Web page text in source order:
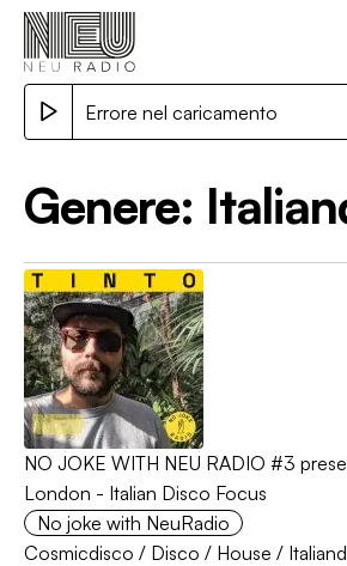
Errore nel caricamento
Genere:
NO JOKE WITH NEU RADIO #3
London - Italian Disco Focus
No joke with NeuRadio
Cosmicdisco / Disco / House /